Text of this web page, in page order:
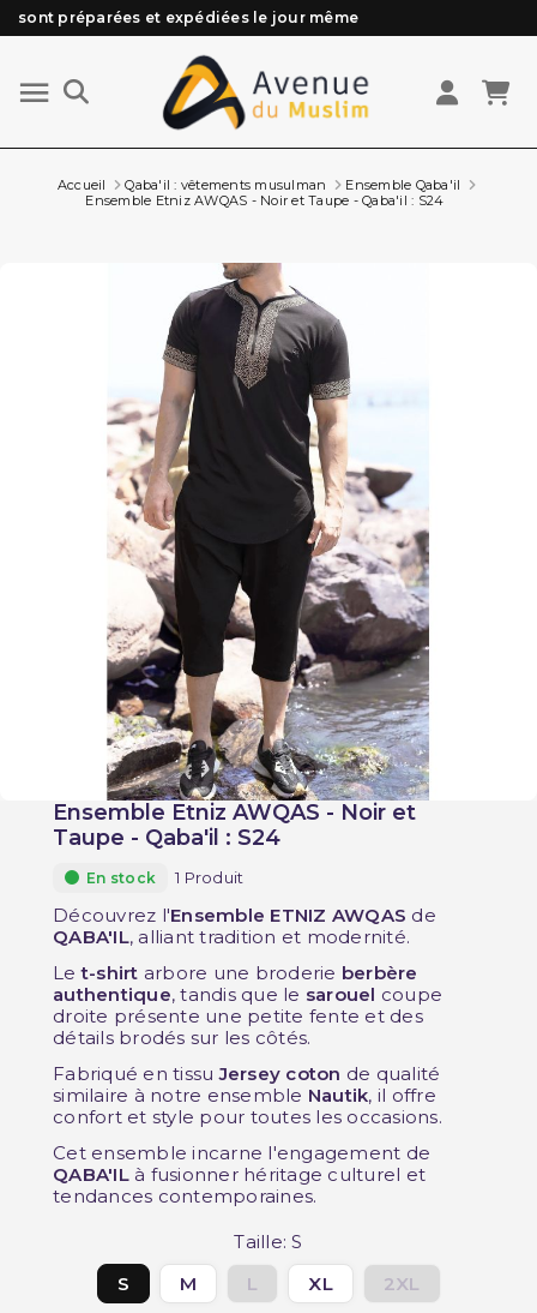
Besoin d'aide ? Retrouvez notre FAQ
Livraison offerte à partir de 89€ d'achat*
Les Commandes passées avant 15h (lun au Vend)
Accueil Qaba'il : vêtements musulman
Ensemble Qaba'il
Ensemble Etniz AWQAS - Noir et Taupe - Qaba'il : S24
Ensemble Etniz AWQAS - Noir et
Taupe - Qaba'il : S24
En stock 1 Produit
Découvrez l'Ensemble ETNIZ AWQAS de
QABA'IL, alliant tradition et modernité.
Le t-shirt arbore une broderie berbère
authentique, tandis que le sarouel coupe
droite présente une petite fente et des
détails brodés sur les côtés.
Fabriqué en tissuJersey coton de qualité
similaire à notre ensemble Nautik, il offre
confort et style pour toutes les occasions.
Cet ensemble incarne l'engagement de
QABA'ILà fusionner héritage culturel et
tendances contemporaines.
Taille: S
S
M L XL 2XL